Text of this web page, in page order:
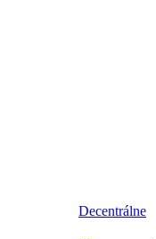
Decentrálne